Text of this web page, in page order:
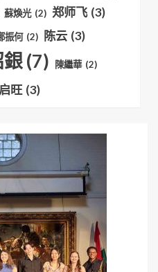
蘇煥光 (2) 郑师飞 (3)
振何 (2) 陈云 (3)
銀(7) 陳繼華 (2)
旺 (3)